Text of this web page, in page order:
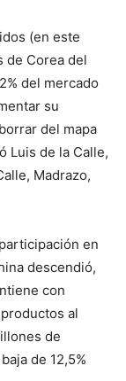
(en este
de Corea del
del mercado
su
del mapa
Luis de la Calle,
Madrazo,
en
descendió,
con
al
de
de 12,5%